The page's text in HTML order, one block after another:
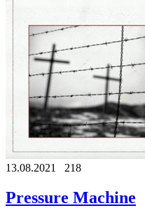
13.08.2021
218
Pressure Machine